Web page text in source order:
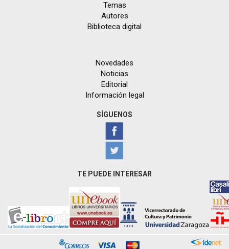
Temas
Autores
Biblioteca digital
Novedades
Noticias
Editorial
Información legal
SÍGUENOS
TE PUEDE INTERESAR